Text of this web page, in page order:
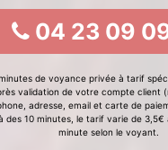
04 23 09
de voyance privée à tarif
validation de votre compte client
adresse, email et carte de
des 10 minutes, le tarif varie de 3,5€
minute selon le voyant.